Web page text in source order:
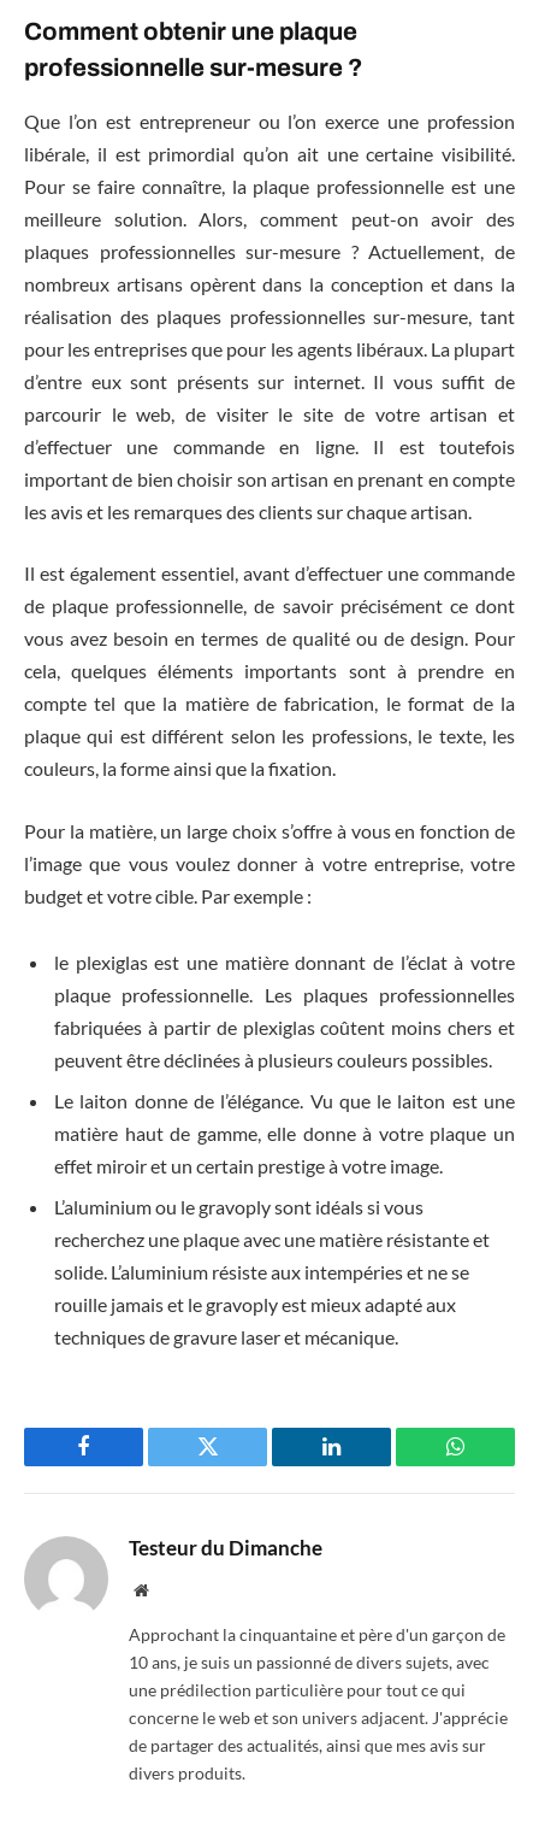
Comment obtenir une plaque
professionnelle sur-mesure ?
Que l’on est entrepreneur ou l’on exerce une profession
libérale, il est primordial qu’on ait une certaine visibilité.
Pour se faire connaître, la plaque professionnelle est une
meilleure solution. Alors, comment peut-on avoir des
plaques professionnelles sur-mesure ? Actuellement, de
nombreux artisans opèrent dans la conception et dans la
réalisation des plaques professionnelles sur-mesure, tant
pour les entreprises que pour les agents libéraux. La plupart
d’entre eux sont présents sur internet. Il vous suffit de
parcourir le web, de visiter le site de votre artisan et
d’effectuer une commande en ligne. Il est toutefois
important de bien choisir son artisan en prenant en compte
les avis et les remarques des clients sur chaque artisan.
Il est également essentiel, avant d’effectuer une commande
de plaque professionnelle, de savoir précisément ce dont
vous avez besoin en termes de qualité ou de design. Pour
cela, quelques éléments importants sont à prendre en
compte tel que la matière de fabrication, le format de la
plaque qui est différent selon les professions, le texte, les
couleurs, la forme ainsi que la fixation.
Pour la matière, un large choix s’offre à vous en fonction de
l’image que vous voulez donner à votre entreprise, votre
budget et votre cible. Par exemple :
le plexiglas est une matière donnant de l’éclat à votre
plaque professionnelle. Les plaques professionnelles
fabriquées à partir de plexiglas coûtent moins chers et
peuvent être déclinées à plusieurs couleurs possibles.
Le laiton donne de l’élégance. Vu que le laiton est une
matière haut de gamme, elle donne à votre plaque un
effet miroir et un certain prestige à votre image.
L’aluminium ou le gravoply sont idéals si vous
recherchez une plaque avec une matière résistante et
solide. L’aluminium résiste aux intempéries et ne se
rouille jamais et le gravoply est mieux adapté aux
techniques de gravure laser et mécanique.
Facebook Twitter LinkedIn
Testeur du Dimanche
Website
Approchant la cinquantaine et père d'un garçon de
10 ans, je suis un passionné de divers sujets, avec
une prédilection particulière pour tout ce qui
concerne le web et son univers adjacent. J'apprécie
de partager des actualités, ainsi que mes avis sur
divers produits.